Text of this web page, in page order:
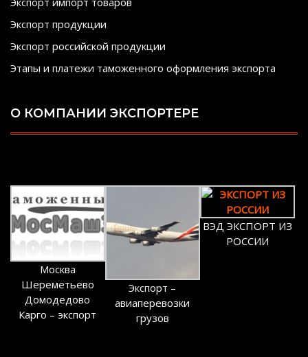
Экспорт продукции
Экспорт российской продукции
Этапы и платежи таможенного оформления экспорта
О КОМПАНИИ ЭКСПОРТЕРЕ
Москва
Шереметьево
Домодедово
Карго – экспорт
Экспорт –
авиаперевозки
грузов
ВЭД ЭКСПОРТ ИЗ
РОССИИ